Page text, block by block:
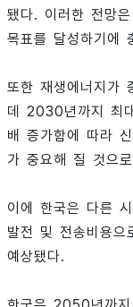
됐다. 이러한 전망
목표를 달성하기에
또한 재생에너지가
데 2030년까지 최
배 증가함에 따라
가 중요해 질 것으
이에 한국은 다른
발전 및 전송비용
예상됐다.